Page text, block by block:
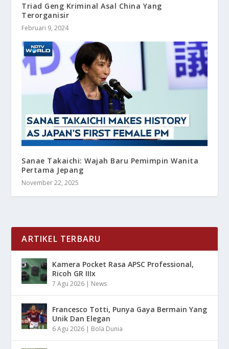
Triad Geng Kriminal Asal China Yang
Terorganisir
Februari 9, 2024
Sanae Takaichi: Wajah Baru Pemimpin Wanita
Pertama Jepang
November 22, 2025
ARTIKEL TERBARU
Kamera Pocket Rasa APSC Professional,
Ricoh GR IIIx
7 Agu 2026 | News
Francesco Totti, Punya Gaya Bermain Yang
Unik Dan Elegan
6 Agu 2026 | Bola Dunia